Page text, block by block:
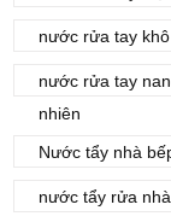
nước rửa tay khô
nước rửa tay
nhiên
Nước tẩy nhà
nước tẩy rửa